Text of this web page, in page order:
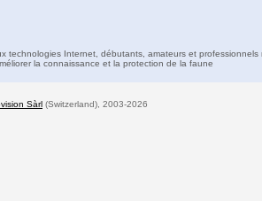
technologies Internet, débutants, amateurs et professionnels
la connaissance et la protection de la faune
Sàrl (Switzerland), 2003-2026